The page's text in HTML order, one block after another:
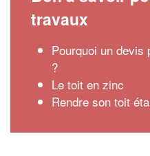
travaux
Pourquoi un
?
Le toit en zinc
Rendre son toit